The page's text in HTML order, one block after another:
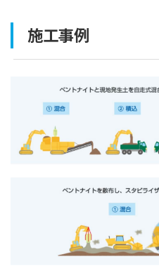
施工事例